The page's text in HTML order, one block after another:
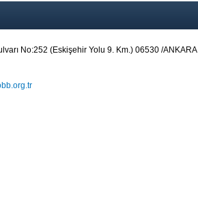
No:252 (Eskişehir Yolu 9. Km.) 06530 /ANKARA